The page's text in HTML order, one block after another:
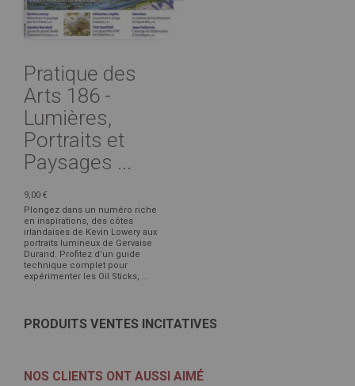
Pratique des
Arts 186 -
Lumières,
Portraits et
Paysages ...
9,00 €
Plongez dans un numéro riche
en inspirations, des côtes
irlandaises de Kevin Lowery aux
portraits lumineux de Gervaise
Durand. Profitez d'un guide
technique complet pour
expérimenter les Oil Sticks, ...
PRODUITS VENTES INCITATIVES
NOS CLIENTS ONT AUSSI AIMÉ